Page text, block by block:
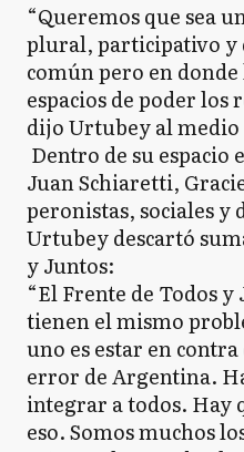
“Queremos que sea
plural, participativo y
común pero en donde
espacios de poder los
dijo Urtubey al medio
Dentro de su espacio
Juan Schiaretti,
peronistas, sociales y
Urtubey descartó
y Juntos:
“El Frente de Todos
tienen el mismo
uno es estar en
error de Argentina.
integrar a todos. Hay
eso. Somos muchos